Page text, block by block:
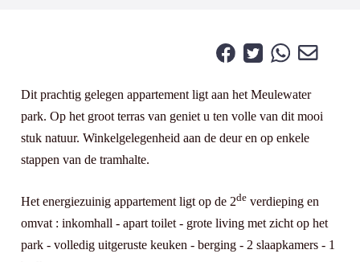
Dit prachtig gelegen appartement ligt aan het Meulewater
park. Op het groot terras van geniet u ten volle van dit mooi
stuk natuur. Winkelgelegenheid aan de deur en op enkele
stappen van de tramhalte.
Het energiezuinig appartement ligt op de 2de verdieping en
omvat : inkomhall - apart toilet - grote living met zicht op het
park - volledig uitgeruste keuken - berging - 2 slaapkamers - 1